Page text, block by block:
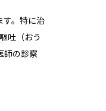
す。特に治
吐（おう
師の診察